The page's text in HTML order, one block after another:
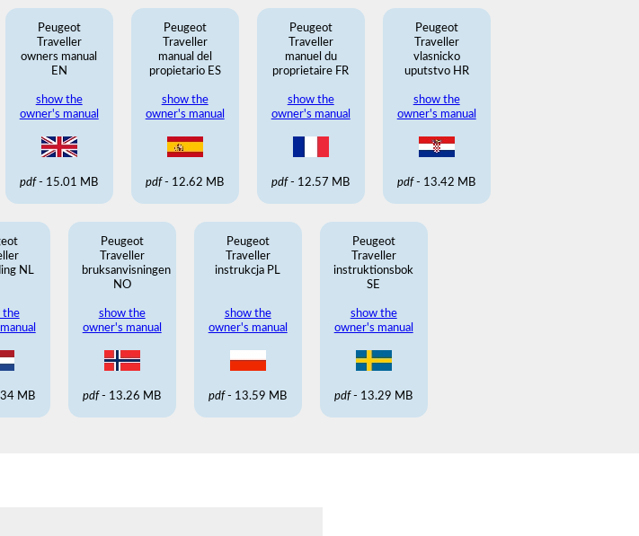
Peugeot
Traveller
owners manual
EN
show the
owner's manual
pdf- 15.01 MB
Peugeot
Traveller
manual del
propietario ES
show the
owner's manual
pdf- 12.62 MB
Peugeot
Traveller
manuel du
proprietaire FR
show the
owner's manual
pdf- 12.57 MB
Peugeot
Traveller
vlasnicko
uputstvo HR
show the
owner's manual
pdf- 13.42 MB
NL
the
MB
Peugeot
Traveller
bruksanvisningen
NO
show the
owner's manual
pdf- 13.26 MB
Peugeot
Traveller
instrukcja PL
show the
owner's manual
pdf- 13.59 MB
Peugeot
Traveller
instruktionsbok
SE
show the
owner's manual
pdf- 13.29 MB